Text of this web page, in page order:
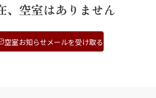
、空室はありません
空室お知らせメールを受け取る